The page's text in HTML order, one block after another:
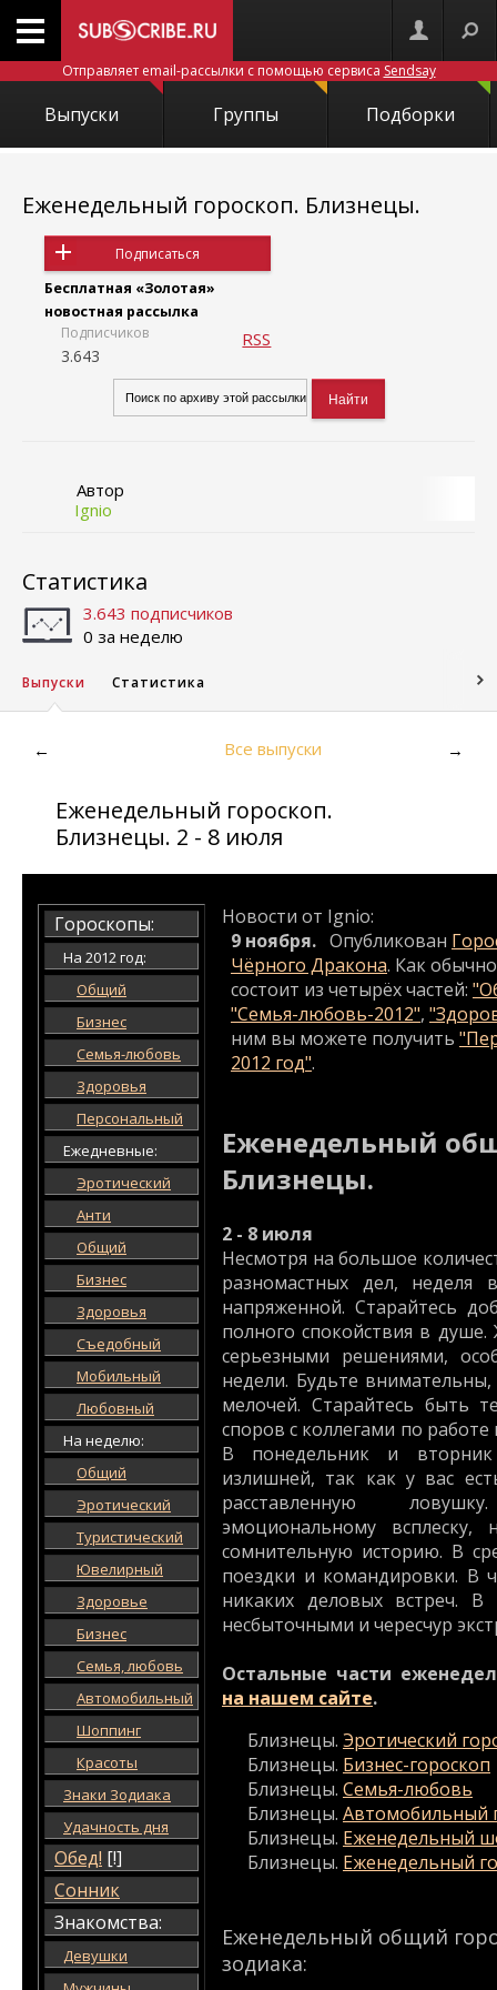
Отправляет email-рассылки с помощью сервиса Sendsay
Выпуски Группы Подборки
Еженедельный гороскоп. Близнецы.
Подписаться
Бесплатная «Золотая»
новостная рассылка
Подписчиков
3.643
RSS
Автор
Ignio
Статистика
3.643 подписчиков
0 за неделю
Выпуски Статистика
← Все выпуски →
Еженедельный гороскоп.
Близнецы. 2 - 8 июля
Гороскопы:
На 2012 год:
Общий
Бизнес
Семья-любовь
Здоровья
Персональный
Ежедневные:
Эротический
Анти
Общий
Бизнес
Здоровья
Съедобный
Мобильный
Любовный
На неделю:
Общий
Эротический
Туристический
Ювелирный
Здоровье
Бизнес
Семья, любовь
Автомобильный
Шоппинг
Красоты
Знаки Зодиака
Удачность дня
Обед! [!]
Сонник
Знакомства:
Девушки
Новости от Ignio:
9 ноября. Опубликован
Чёрного Дракона. Как
состоит из четырёх частей:
"Семья-любовь-2012",
ним вы можете получить
2012 год".
Еженедельный
Близнецы.
2 - 8 июля
Несмотря на большое
разномастных дел,
напряженной. Старайтесь
полного спокойствия в
серьезными решениями,
недели. Будьте
мелочей. Старайтесь быть
споров с коллегами по
В понедельник и
излишней, так как у вас
расставленную
эмоциональному
сомнительную историю. В
поездки и командировки. В
никаких деловых встреч. В
несбыточными и чересчур
Остальные части
на нашем сайте.
Близнецы. Эротический
Близнецы. Бизнес-гороскоп
Близнецы. Семья-любовь
Близнецы. Автомобильный
Близнецы. Еженедельный
Близнецы. Еженедельный
Еженедельный общий
зодиака: